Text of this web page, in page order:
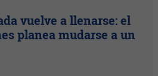
vuelve a llenarse: el
planea mudarse a un